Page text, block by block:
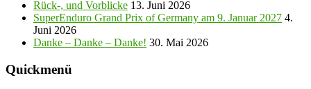
Rück-, und Vorblicke 13. Juni 2026
SuperEnduro Grand Prix of Germany am 9. Januar 2027 4.
Juni 2026
Danke – Danke – Danke! 30. Mai 2026
Quickmenü